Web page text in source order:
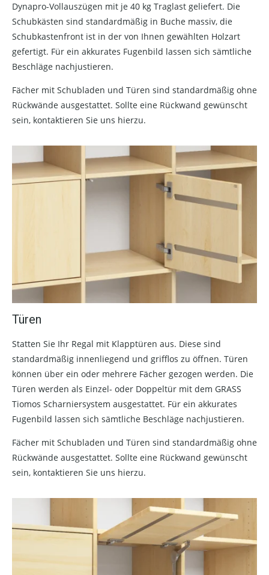
Dynapro-Vollauszügen mit je 40 kg Traglast geliefert. Die
Schubkästen sind standardmäßig in Buche massiv, die
Schubkastenfront ist in der von Ihnen gewählten Holzart
gefertigt. Für ein akkurates Fugenbild lassen sich sämtliche
Beschläge nachjustieren.
Fächer mit Schubladen und Türen sind standardmäßig ohne
Rückwände ausgestattet. Sollte eine Rückwand gewünscht
sein, kontaktieren Sie uns hierzu.
Türen
Statten Sie Ihr Regal mit Klapptüren aus. Diese sind
standardmäßig innenliegend und grifflos zu öffnen. Türen
können über ein oder mehrere Fächer gezogen werden. Die
Türen werden als Einzel- oder Doppeltür mit dem GRASS
Tiomos Scharniersystem ausgestattet. Für ein akkurates
Fugenbild lassen sich sämtliche Beschläge nachjustieren.
Fächer mit Schubladen und Türen sind standardmäßig ohne
Rückwände ausgestattet. Sollte eine Rückwand gewünscht
sein, kontaktieren Sie uns hierzu.